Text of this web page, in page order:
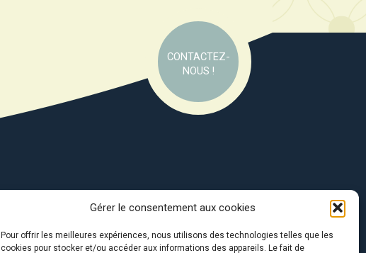
Gérer le consentement aux cookies
Pour offrir les meilleures expériences, nous utilisons des technologies telles que les
cookies pour stocker et/ou accéder aux informations des appareils. Le fait de
CONTACTEZ-
NOUS !
Avec le soutien de :